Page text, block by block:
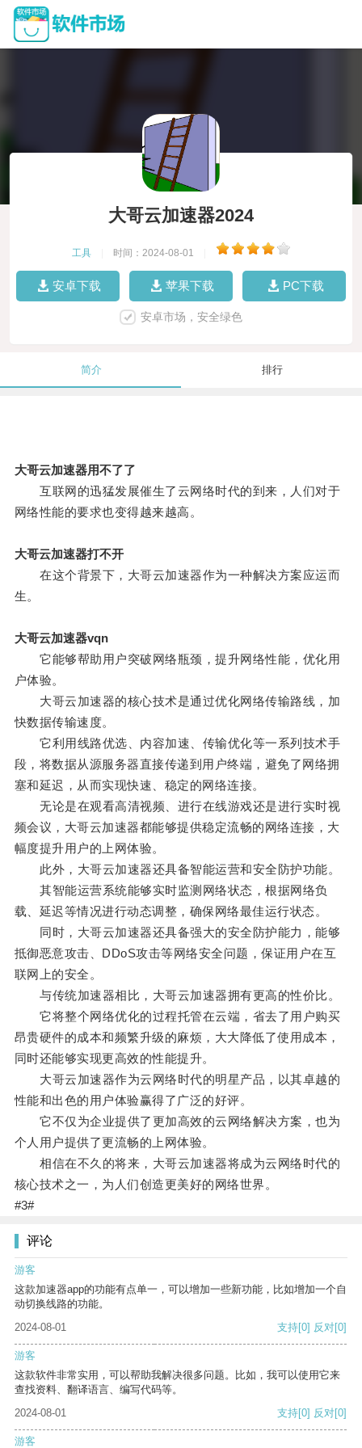
大哥云加速器2024
工具 时间：2024-08-01
安卓下载 苹果下载 PC下载
安卓市场，安全绿色
简介 排行
大哥云加速器用不了了
互联网的迅猛发展催生了云网络时代的到来，人们对于
网络性能的要求也变得越来越高。
大哥云加速器打不开
在这个背景下，大哥云加速器作为一种解决方案应运而
生。
大哥云加速器vqn
它能够帮助用户突破网络瓶颈，提升网络性能，优化用
户体验。
大哥云加速器的核心技术是通过优化网络传输路线，加
快数据传输速度。
它利用线路优选、内容加速、传输优化等一系列技术手
段，将数据从源服务器直接传递到用户终端，避免了网络拥
塞和延迟，从而实现快速、稳定的网络连接。
无论是在观看高清视频、进行在线游戏还是进行实时视
频会议，大哥云加速器都能够提供稳定流畅的网络连接，大
幅度提升用户的上网体验。
此外，大哥云加速器还具备智能运营和安全防护功能。
其智能运营系统能够实时监测网络状态，根据网络负
载、延迟等情况进行动态调整，确保网络最佳运行状态。
同时，大哥云加速器还具备强大的安全防护能力，能够
抵御恶意攻击、DDoS攻击等网络安全问题，保证用户在互
联网上的安全。
与传统加速器相比，大哥云加速器拥有更高的性价比。
它将整个网络优化的过程托管在云端，省去了用户购买
昂贵硬件的成本和频繁升级的麻烦，大大降低了使用成本，
同时还能够实现更高效的性能提升。
大哥云加速器作为云网络时代的明星产品，以其卓越的
性能和出色的用户体验赢得了广泛的好评。
它不仅为企业提供了更加高效的云网络解决方案，也为
个人用户提供了更流畅的上网体验。
相信在不久的将来，大哥云加速器将成为云网络时代的
核心技术之一，为人们创造更美好的网络世界。
#3#
评论
游客
这款加速器app的功能有点单一，可以增加一些新功能，比如增加一个自
动切换线路的功能。
2024-08-01
支持[0] 反对[0]
游客
这款软件非常实用，可以帮助我解决很多问题。比如，我可以使用它来
查找资料、翻译语言、编写代码等。
2024-08-01
支持[0] 反对[0]
游客